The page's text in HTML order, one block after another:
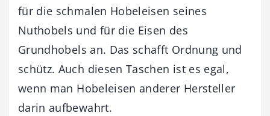
für die schmalen Hobeleisen seines
Nuthobels und für die Eisen des
Grundhobels an. Das schafft Ordnung und
schütz. Auch diesen Taschen ist es egal,
wenn man Hobeleisen anderer Hersteller
darin aufbewahrt.